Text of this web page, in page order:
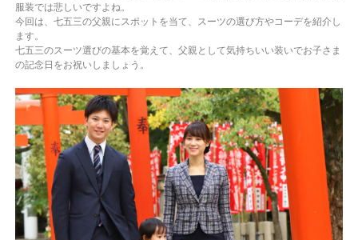
服装では悲しいですよね。
今回は、七五三の父親にスポットを当て、スーツの選び方やコーデを紹介し
ます。
七五三のスーツ選びの基本を覚えて、父親として気持ちいい装いでお子さま
の記念日をお祝いしましょう。